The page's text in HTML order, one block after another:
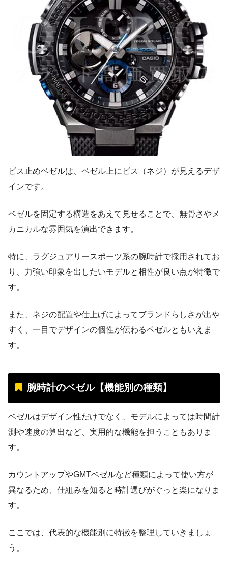
ビス止めベゼルは、ベゼル上にビス（ネジ）が見えるデザ
インです。
ベゼルを固定する構造をあえて見せることで、無骨さやメ
カニカルな雰囲気を演出できます。
特に、ラグジュアリースポーツ系の腕時計で採用されてお
り、力強い印象を出したいモデルと相性が良い点が特徴で
す。
また、ネジの配置や仕上げによってブランドらしさが出や
すく、一目でデザインの個性が伝わるベゼルともいえま
す。
腕時計のベゼル【機能別の種類】
ベゼルはデザイン性だけでなく、モデルによっては時間計
測や速度の算出など、実用的な機能を担うこともありま
す。
カウントアップやGMTベゼルなど種類によって使い方が
異なるため、仕組みを知ると時計選びがぐっと楽になりま
す。
ここでは、代表的な機能別に特徴を整理していきましょ
う。